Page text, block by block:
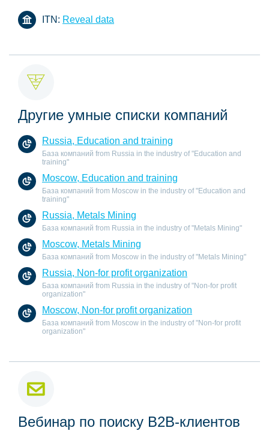
ITN: Reveal data
Другие умные списки компаний
Russia, Education and training
База компаний from Russia in the industry of "Education and
training"
Moscow, Education and training
База компаний from Moscow in the industry of "Education and
training"
Russia, Metals Mining
База компаний from Russia in the industry of "Metals Mining"
Moscow, Metals Mining
База компаний from Moscow in the industry of "Metals Mining"
Russia, Non-for profit organization
База компаний from Russia in the industry of "Non-for profit
organization"
Moscow, Non-for profit organization
База компаний from Moscow in the industry of "Non-for profit
organization"
Вебинар по поиску B2B-клиентов